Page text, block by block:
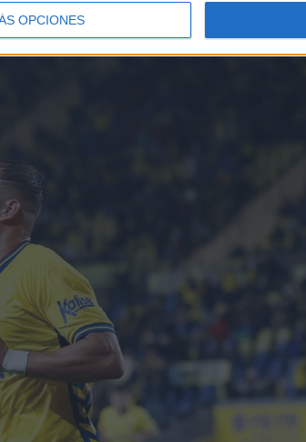
OPCIONES
Cultural Leonesa que estaba en crecimiento.